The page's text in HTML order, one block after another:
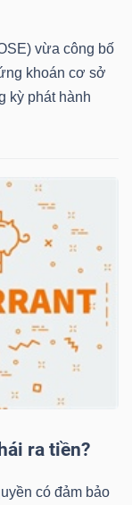
vừa công bố
khoán cơ sở
kỳ phát hành
ra tiền?
có đảm bảo